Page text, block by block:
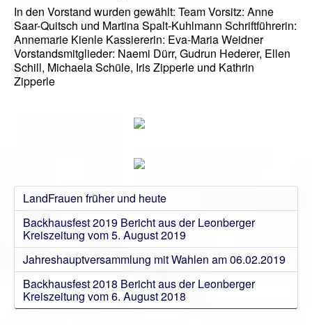
In den Vorstand wurden gewählt: Team Vorsitz: Anne
Saar-Quitsch und Martina Spalt-Kuhlmann Schriftführerin:
Annemarie Kienle Kassiererin: Eva-Maria Weidner
Vorstandsmitglieder: Naemi Dürr, Gudrun Hederer, Ellen
Schill, Michaela Schüle, Iris Zipperle und Kathrin
Zipperle
LandFrauen früher und heute
Backhausfest 2019 Bericht aus der Leonberger
Kreiszeitung vom 5. August 2019
Jahreshauptversammlung mit Wahlen am 06.02.2019
Backhausfest 2018 Bericht aus der Leonberger
Kreiszeitung vom 6. August 2018